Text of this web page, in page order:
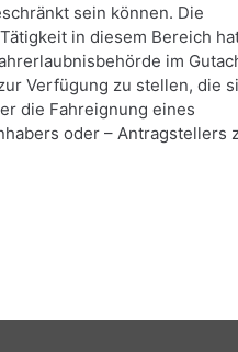
sein können. Die
in diesem Bereich
im
Verfügung zu stellen, die
die Fahreignung eines
oder – Antragstellers